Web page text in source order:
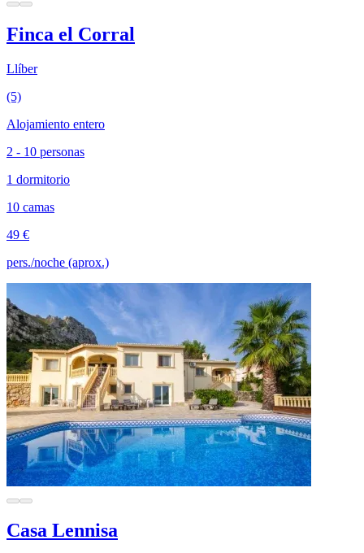
Finca el Corral
Llíber
(5)
Alojamiento entero
2 - 10 personas
1 dormitorio
10 camas
49 €
pers./noche (aprox.)
Casa Lennisa